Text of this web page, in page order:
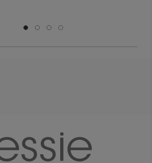
Μετάβαση σε διαφάνεια 0
Μετάβαση σε διαφάνεια 1
Μετάβαση σε διαφάνεια 2
Μετάβαση σε διαφάνεια 3